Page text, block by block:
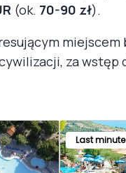
(ok. 70-90 zł).
miejscem
za wstęp
Last minute